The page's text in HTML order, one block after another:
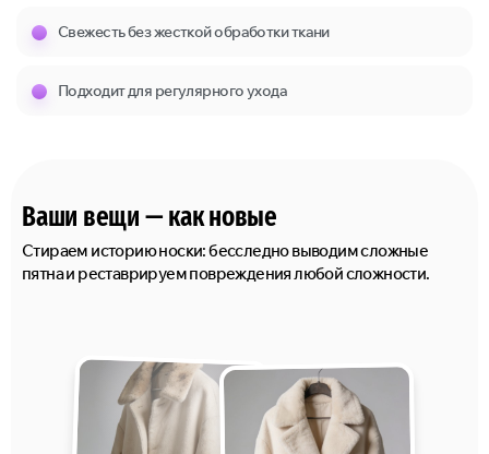
Свежесть без жесткой обработки ткани
Подходит для регулярного ухода
Ваши вещи — как новые
Стираем историю носки: бесследно выводим сложные
пятна и реставрируем повреждения любой сложности.